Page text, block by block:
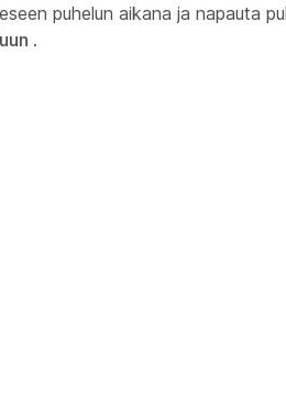
puhelun aikana ja napauta
.